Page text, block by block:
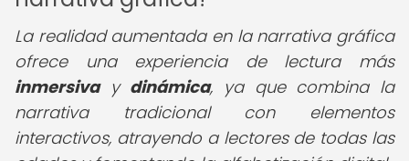
La realidad aumentada en la narrativa gráfica
ofrece una experiencia de lectura más
inmersivay dinámica, ya que combina la
narrativa tradicional con elementos
interactivos, atrayendo a lectores de todas las